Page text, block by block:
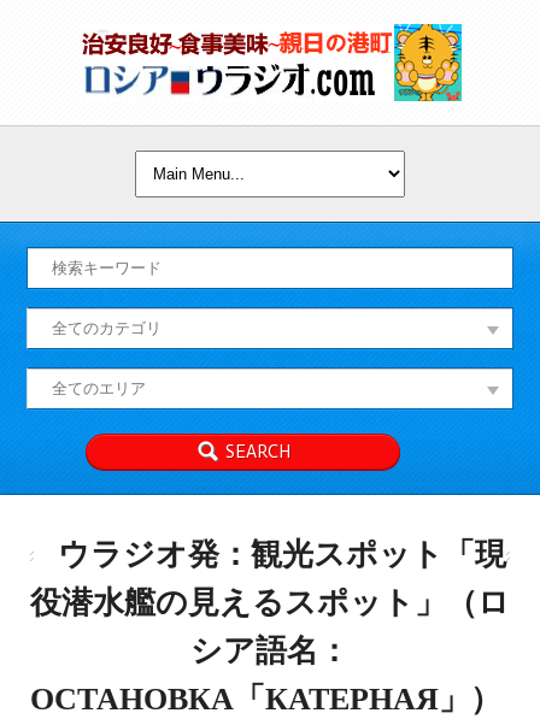
ウラジオ発：観光スポット「現
役潜水艦の見えるスポット」（ロ
シア語名：
ОСТАНОВКА「КАТЕРНАЯ」）